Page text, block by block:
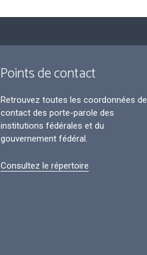
Points de contact
Retrouvez toutes les coordonnées de
contact des porte-parole des
institutions fédérales et du
gouvernement fédéral.
Consultez le répertoire